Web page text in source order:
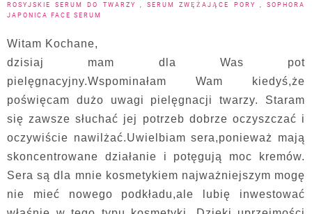
ROSYJSKIE SERUM DO TWARZY
,SERUM ZWĘŻAJĄCE PORY ,SOPHORA
JAPONICA FACE SERUM
Witam Kochane,
dzisiaj mam dla Was pot
pielęgnacyjny.Wspominałam Wam kiedyś,że
poświęcam dużo uwagi pielęgnacji twarzy. Staram
się zawsze słuchać jej potrzeb dobrze oczyszczać i
oczywiście nawilżać.Uwielbiam sera,ponieważ mają
skoncentrowane działanie i potęgują moc kremów.
Sera są dla mnie kosmetykiem najważniejszym mogę
nie mieć nowego podkładu,ale lubię inwestować